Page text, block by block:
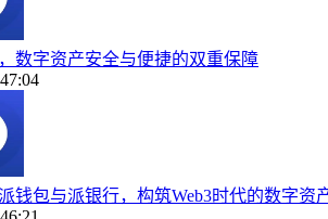
数字资产安全与便捷的双重保障
钱包与派银行，构筑Web3时代的数字资